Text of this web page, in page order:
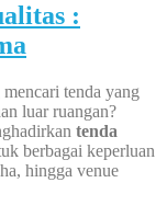
:
tenda yang
luar ruangan?
tenda
berbagai keperluan
hingga venue